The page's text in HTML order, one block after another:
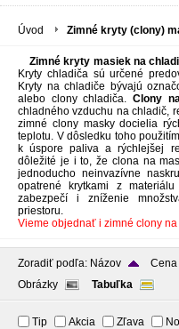
Úvod Zimné kryty (clony)
Zimné kryty masiek na
Kryty chladiča sú určené
Kryty na chladiče bývajú
alebo clony chladiča. Clony
chladného vzduchu na chladič,
zimné clony masky docielia
teplotu. V dôsledku toho
k úspore paliva a rýchlejšej
dôležité je i to, že clona na
jednoducho neinvazívne
opatrené krytkami z
zabezpečí i zníženie
priestoru.
Vieme objednať i zimné clony
Zoradiť podľa: Názov
Cena
Obrázky
Tabuľka
Tip Akcia Zľava